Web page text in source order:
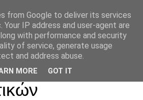
&
Γονέων &
from Google to deliver its services
IP address and user-agent are
with performance and security
of service, generate usage
and address abuse.
MORE GOT IT